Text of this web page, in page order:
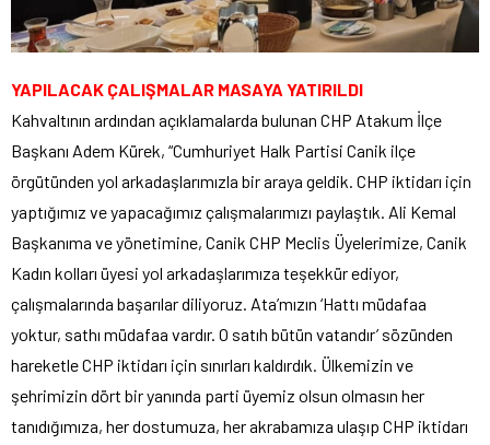
YAPILACAK ÇALIŞMALAR MASAYA YATIRILDI
Kahvaltının ardından açıklamalarda bulunan CHP Atakum İlçe
Başkanı Adem Kürek, “Cumhuriyet Halk Partisi Canik ilçe
örgütünden yol arkadaşlarımızla bir araya geldik. CHP iktidarı için
yaptığımız ve yapacağımız çalışmalarımızı paylaştık. Ali Kemal
Başkanıma ve yönetimine, Canik CHP Meclis Üyelerimize, Canik
Kadın kolları üyesi yol arkadaşlarımıza teşekkür ediyor,
çalışmalarında başarılar diliyoruz. Ata’mızın ‘Hattı müdafaa
yoktur, sathı müdafaa vardır. O satıh bütün vatandır’ sözünden
hareketle CHP iktidarı için sınırları kaldırdık. Ülkemizin ve
şehrimizin dört bir yanında parti üyemiz olsun olmasın her
tanıdığımıza, her dostumuza, her akrabamıza ulaşıp CHP iktidarı